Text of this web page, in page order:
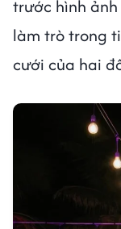
trước hình
làm trò trong
cưới của hai